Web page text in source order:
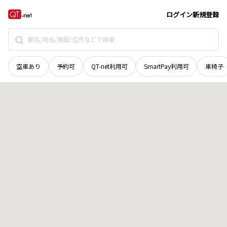
ログイン新規登録
空車あり 予約可 QT-net利用可 SmartPay利用可 車椅子
北海道